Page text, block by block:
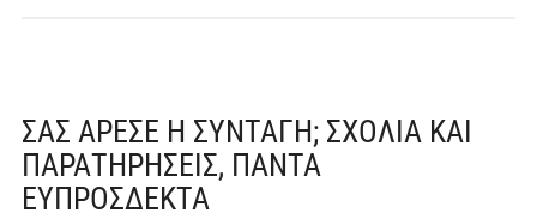
ΣΑΣ ΆΡΕΣΕ Η ΣΥΝΤΑΓΉ; ΣΧΌΛΙΑ ΚΑΙ
ΠΑΡΑΤΗΡΉΣΕΙΣ, ΠΆΝΤΑ
ΕΥΠΡΌΣΔΕΚΤΑ